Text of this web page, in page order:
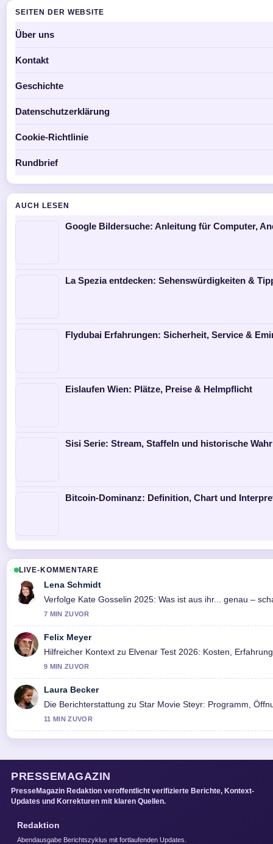
SEITEN DER WEBSITE
Über uns
Kontakt
Geschichte
Datenschutzerklärung
Cookie-Richtlinie
Rundbrief
AUCH LESEN
Google Bildersuche: Anleitung für Computer,
La Spezia entdecken: Sehenswürdigkeiten &
Flydubai Erfahrungen: Sicherheit, Service &
Eislaufen Wien: Plätze, Preise & Helmpflicht
Sisi Serie: Stream, Staffeln und historische
Bitcoin-Dominanz: Definition, Chart und
LIVE-KOMMENTARE
Lena Schmidt
Verfolge Kate Gosselin 2025: Was ist aus ihr... genau –
7 MIN ZUVOR
Felix Meyer
Hilfreicher Kontext zu Elvenar Test 2026: Kosten,
9 MIN ZUVOR
Laura Becker
Die Berichterstattung zu Star Movie Steyr: Programm,
11 MIN ZUVOR
PRESSEMAGAZIN
PresseMagazin Redaktion veroffentlicht verifizierte Berichte, Kontext-
Updates und Korrekturen mit klaren Quellen.
Redaktion
Abendausgabe Berichtszyklus mit fortlaufenden Updates.